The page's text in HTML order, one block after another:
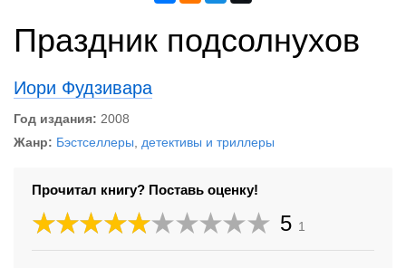
Праздник подсолнухов
Иори Фудзивара
Год издания: 2008
Жанр: Бэстселлеры детективы и триллеры
Прочитал книгу? Поставь оценку!
5 1